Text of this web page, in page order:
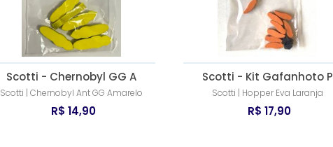
Scotti - Chernobyl GG A
Scotti | Chernobyl Ant GG Amarelo
R$ 14,90
Scotti - Kit Gafanhoto P
Scotti | Hopper Eva Laranja
R$ 17,90